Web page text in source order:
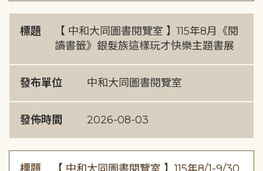
標題
【 中和大同圖書閱覽室 】115年8月《閱
讀書籤》銀髮族這樣玩才快樂主題書展
發布單位 中和大同圖書閱覽室
發佈時間 2026-08-03